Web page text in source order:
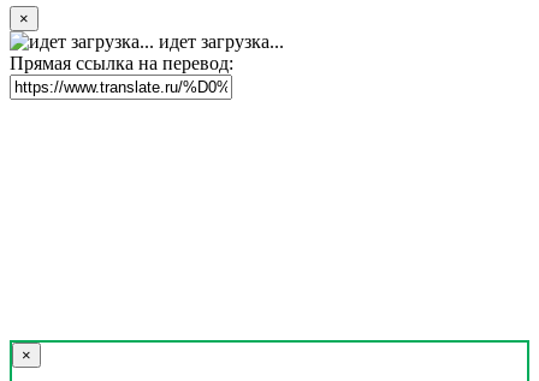
×
идет загрузка...
Прямая ссылка на перевод:
×